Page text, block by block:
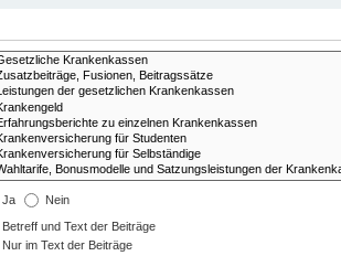
Ja Nein
Betreff und Text der Beiträge
Nur im Text der Beiträge